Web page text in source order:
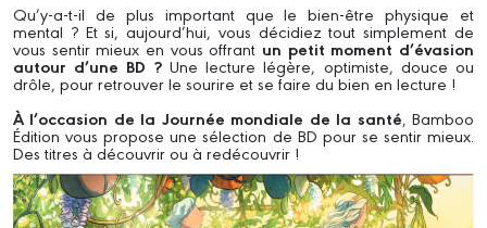
Qu’y-a-t-il de plus important que le bien-être physique et
mental ? Et si, aujourd’hui, vous décidiez tout simplement de
vous sentir mieux en vous offrant un petit moment d’évasion
autour d’une BD ?Une lecture légère, optimiste, douce ou
drôle, pour retrouver le sourire et se faire du bien en lecture !
À l’occasion de la Journée mondiale de la santé, Bamboo
Édition vous propose une sélection de BD pour se sentir mieux.
Des titres à découvrir ou à redécouvrir !